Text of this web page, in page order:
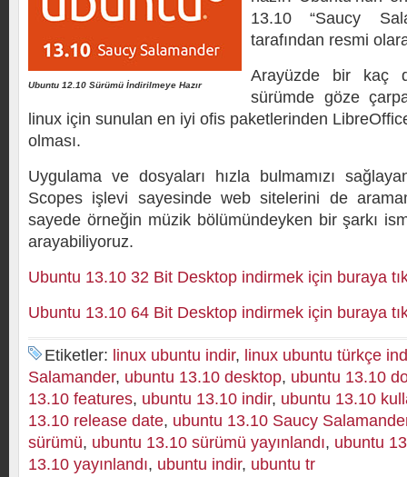
Ubuntu 12.10 Sürümü İndirilmeye Hazır
13.10 “Saucy
tarafından resmi
Arayüzde bir kaç
sürümde göze
linux için sunulan en iyi ofis paketlerinden
olması.
Uygulama ve dosyaları hızla bulmamızı
Scopes işlevi sayesinde web sitelerini de
sayede örneğin müzik bölümündeyken bir şarkı
arayabiliyoruz.
Ubuntu 13.10 32 Bit Desktop indirmek için buraya
Ubuntu 13.10 64 Bit Desktop indirmek için buraya
Etiketler: linux ubuntu indir, linux ubuntu türkçe
Salamander, ubuntu 13.10 desktop, ubuntu 13.10
13.10 features, ubuntu 13.10 indir, ubuntu 13.10
13.10 release date, ubuntu 13.10 Saucy
sürümü, ubuntu 13.10 sürümü yayınlandı, ubuntu
13.10 yayınlandı, ubuntu indir, ubuntu tr